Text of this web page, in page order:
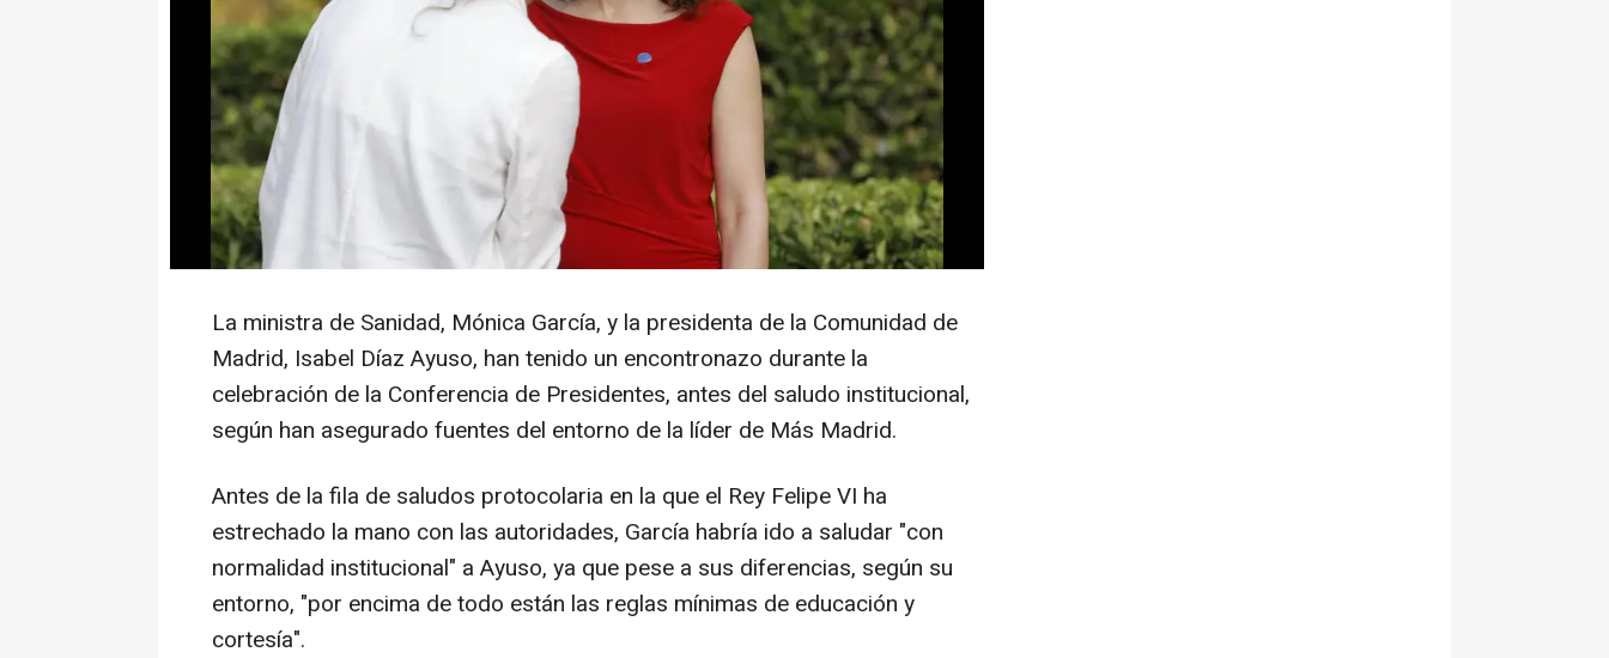
La ministra de Sanidad, Mónica García, y la presidenta de la Comunidad de
Madrid, Isabel Díaz Ayuso, han tenido un encontronazo durante la
celebración de la Conferencia de Presidentes, antes del saludo institucional,
según han asegurado fuentes del entorno de la líder de Más Madrid.
Antes de la fila de saludos protocolaria en la que el Rey Felipe VI ha
estrechado la mano con las autoridades, García habría ido a saludar "con
normalidad institucional" a Ayuso, ya que pese a sus diferencias, según su
entorno, "por encima de todo están las reglas mínimas de educación y
cortesía".